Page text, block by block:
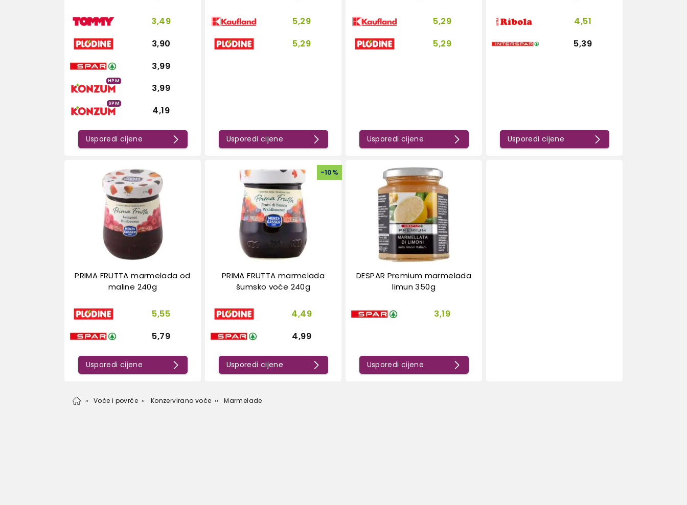
3,49
3,90
3,99
HPM
3,99
SPM
4,19
Usporedi cijene
5,29
5,29
Usporedi cijene
5,29
5,29
Usporedi cijene
4,51
5,39
Usporedi cijene
PRIMA FRUTTA marmelada od
maline 240g
5,55
5,79
Usporedi cijene
-10%
PRIMA FRUTTA marmelada
šumsko voće 240g
4,49
4,99
Usporedi cijene
DESPAR Premium marmelada
limun 350g
3,19
Usporedi cijene
Voće i povrće Konzervirano voće Marmelade